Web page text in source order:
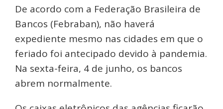
De acordo com a Federação Brasileira de
Bancos (Febraban), não haverá
expediente mesmo nas cidades em que o
feriado foi antecipado devido à pandemia.
Na sexta-feira, 4 de junho, os bancos
abrem normalmente.